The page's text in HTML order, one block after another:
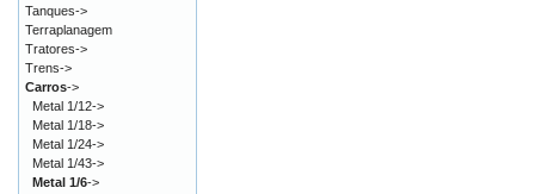
Tanques->
Terraplanagem
Tratores->
Trens->
Carros->
Metal 1/12->
Metal 1/18->
Metal 1/24->
Metal 1/43->
Metal 1/6->